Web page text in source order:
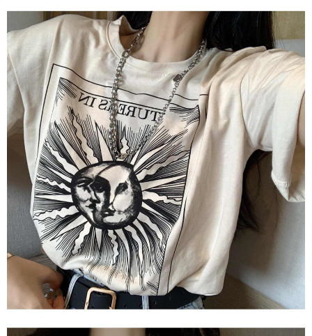
1. Perkhidmatan ini disediakan oleh Taiwan Mobile, pengguna telefon
mudah alih boleh segera menggunakan tanpa perlu memohon lagi.
(Hanya untuk nombor langganan peribadi, tidak terbuka untuk syarikat
dan kad prabayar)
2. Pilihan kaedah pembayaran "Pembayaran Ansuran Gogo", selepas
pesanan ditubuhkan, akan secara automatik dialihkan ke proses
transaksi Gogo, selepas pengesahan nombor telefon, pilih bilangan
ansuran yang diingini, tarikh akhir pembayaran, dan setelah
mengesahkan pembayaran, transaksi akan selesai.
3. Jumlah kelulusan sebenar, bilangan ansuran dan jumlah bayaran
adalah berdasarkan halaman pengesahan transaksi seterusnya.
4. Dalam masa 30 minit selepas pesanan ditubuhkan, jika tidak pergi
untuk mengesahkan transaksi atau jika tidak lulus semakan, pesanan
akan dibatalkan secara automatik. Jika terdapat situasi "pindah untuk
semakan khusus" yang tidak lulus, ini menunjukkan bahawa sistem
penilaian tidak mencukupi, tiada penjelasan mengenai kandungan
penilaian boleh diberikan.
【Penerangan Kaedah Pembayaran】
1. Pembayaran ansuran tidak digabungkan dalam bil telekomunikasi,
"Pembayaran Ansuran Gogo" akan menghantar SMS peringatan
pembayaran selepas tarikh penyelesaian bulanan.
2. Melalui pautan SMS untuk membuka bil, anda boleh memilih untuk
membayar melalui "Kod bar kedai serbaneka / Kedai rasmi Taiwan
Mobile / Pemindahan bank / Pembayaran J街口 / iPASS MONEY" dan
Sila hubungi NP Taiwan Inc. dics_tw@netprotections.co.jpjika anda
mempunyai sebarang kebimbangan mengenai pemprosesan dan
penggunaan pada data peribadi. Jika anda tidak bersetuju dengan data
peribadi yang disenaraikan seperti di atas akan dikumpul dan digunakan
oleh AFTEE, sila jangan gunakan perkhidmatan ini.